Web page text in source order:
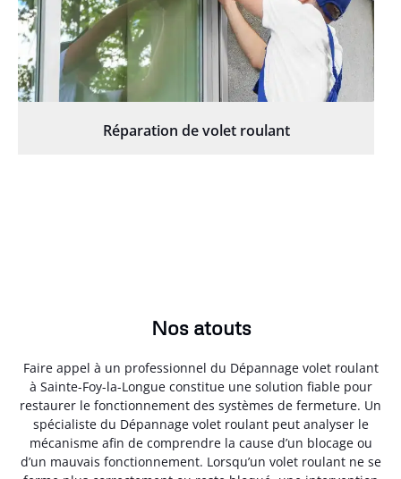
Réparation de volet roulant
Nos atouts
Faire appel à un professionnel du Dépannage volet roulant
à Sainte-Foy-la-Longue constitue une solution fiable pour
restaurer le fonctionnement des systèmes de fermeture. Un
spécialiste du Dépannage volet roulant peut analyser le
mécanisme afin de comprendre la cause d’un blocage ou
d’un mauvais fonctionnement. Lorsqu’un volet roulant ne se